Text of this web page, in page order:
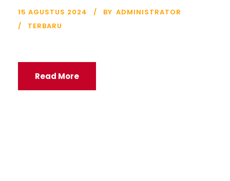
15 AGUSTUS 2024 BY ADMINISTRATOR
TERBARU
Read More